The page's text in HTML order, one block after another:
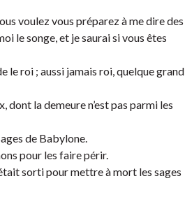
voulez vous préparez à me dire des
le songe, et je saurai si vous êtes
le roi ; aussi jamais roi, quelque grand
dont la demeure n’est pas parmi les
de Babylone.
pour les faire périr.
sorti pour mettre à mort les sages